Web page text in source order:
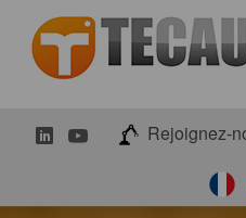
LinkedInYoutubeRejoignez-